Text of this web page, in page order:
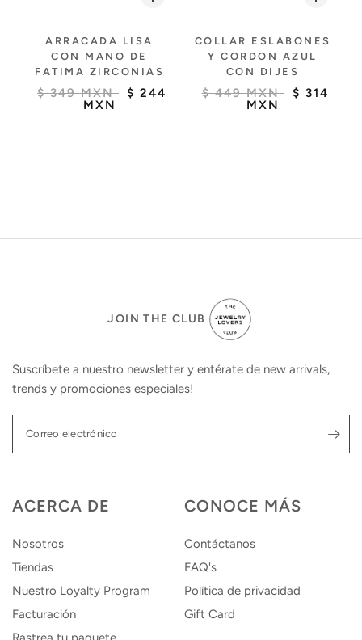
ARRACADA LISA
CON MANO DE
FATIMA ZIRCONIAS
$ 349 MXN
$ 244
MXN
COLLAR ESLABONES
Y CORDON AZUL
CON DIJES
$ 449 MXN
$ 314
MXN
JOIN THE CLUB
Suscríbete a nuestro newsletter y entérate de new arrivals,
trends y promociones especiales!
Correo electrónico
ACERCA DE
Nosotros
Tiendas
Nuestro Loyalty Program
Facturación
CONOCE MÁS
Contáctanos
FAQ's
Política de privacidad
Gift Card